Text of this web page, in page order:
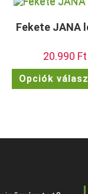
Fekete JANA
20.990 Ft
Opciók